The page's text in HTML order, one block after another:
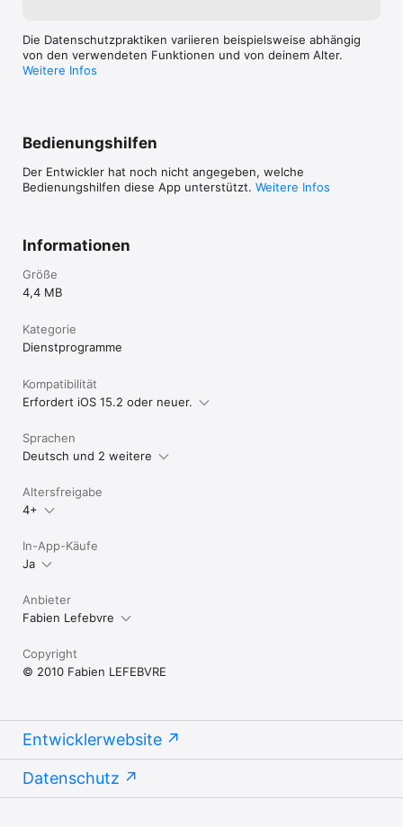
Signalverarbeitung und Sie können andere Audio-
Anwendungen von mir im AppStore finden.
Ein Kommentar, Feedback? Es gibt ein Blog.
Die Datenschutzpraktiken variieren beispielsweise abhängig
von den verwendeten Funktionen und von deinem Alter.
Weitere Infos
Bedienungshilfen
Der Entwickler hat noch nicht angegeben, welche
Bedienungshilfen diese App unterstützt. Weitere Infos
Informationen
Größe
4,4 MB
Kategorie
Dienst­programme
Kompatibilität
Erfordert iOS 15.2 oder neuer.
Sprachen
Deutsch und 2 weitere
Altersfreigabe
4+
In-App-Käufe
Ja
Anbieter
Fabien Lefebvre
Copyright
© 2010 Fabien LEFEBVRE
Entwicklerwebsite
Datenschutz